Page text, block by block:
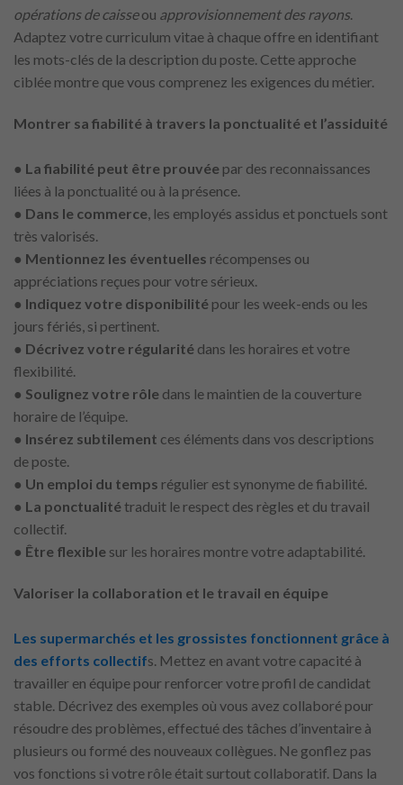
opérations de caisseou approvisionnement des rayons.
Adaptez votre curriculum vitae à chaque offre en identifiant
les mots-clés de la description du poste. Cette approche
ciblée montre que vous comprenez les exigences du métier.
Montrer sa fiabilité à travers la ponctualité et l’assiduité
● La fiabilité peut être prouvée par des reconnaissances
liées à la ponctualité ou à la présence.
● Dans le commerce, les employés assidus et ponctuels sont
très valorisés.
● Mentionnez les éventuelles récompenses ou
appréciations reçues pour votre sérieux.
● Indiquez votre disponibilité pour les week-ends ou les
jours fériés, si pertinent.
● Décrivez votre régularité dans les horaires et votre
flexibilité.
● Soulignez votre rôle dans le maintien de la couverture
horaire de l’équipe.
● Insérez subtilement ces éléments dans vos descriptions
de poste.
● Un emploi du temps régulier est synonyme de fiabilité.
● La ponctualitétraduit le respect des règles et du travail
collectif.
● Être flexible sur les horaires montre votre adaptabilité.
Valoriser la collaboration et le travail en équipe
Les supermarchés et les grossistes fonctionnent grâce à
des efforts collectifs. Mettez en avant votre capacité à
travailler en équipe pour renforcer votre profil de candidat
stable. Décrivez des exemples où vous avez collaboré pour
résoudre des problèmes, effectué des tâches d’inventaire à
plusieurs ou formé des nouveaux collègues. Ne gonflez pas
vos fonctions si votre rôle était surtout collaboratif. Dans la